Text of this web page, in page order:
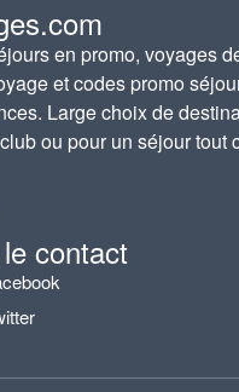
en promo, voyages
et codes promo
Large choix de
ou pour un séjour tout
contact